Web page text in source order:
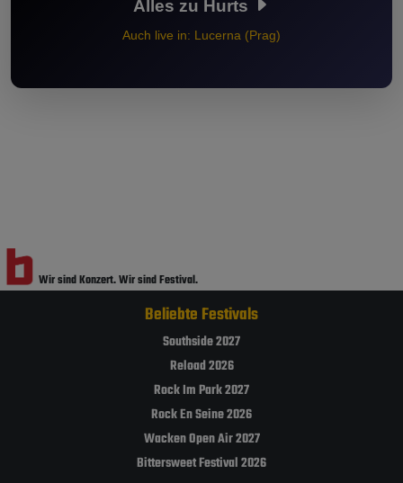
Alles zu Hurts
Auch live in: Lucerna (Prag)
Wir sind Konzert.Wir sind Festival.
Beliebte Festivals
Southside 2027
Reload 2026
Rock Im Park 2027
Rock En Seine 2026
Wacken Open Air 2027
Bittersweet Festival 2026